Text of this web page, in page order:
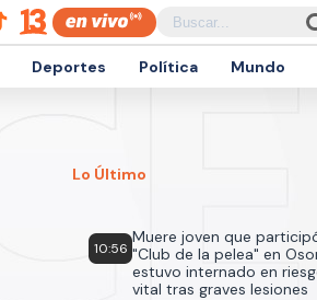
Deportes Política Mundo
Lo Último
10:56
Muere joven que
"Club de la pelea" en
estuvo internado en
vital tras graves lesiones